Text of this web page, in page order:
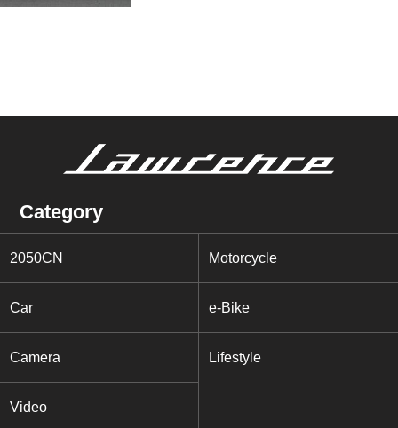
Category
2050CN Motorcycle
Car e-Bike
Camera Lifestyle
Video